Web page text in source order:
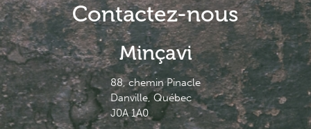
Contactez-nous
Minçavi
88, chemin Pinacle
Danville, Québec
J0A 1A0